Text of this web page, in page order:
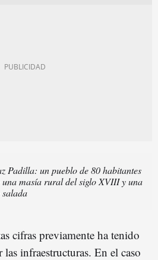
Padilla: un pueblo de 80 habitantes
una masía rural del siglo XVIII y una
cifras previamente ha tenido
infraestructuras. En el caso